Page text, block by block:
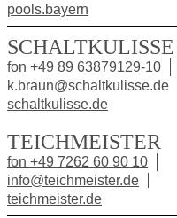
pools.bayern
fon +49 89 63879129-10
k.braun@schaltkulisse.de
schaltkulisse.de
TEICHMEISTER
fon +49 7262 60 90 10
info@teichmeister.de
teichmeister.de